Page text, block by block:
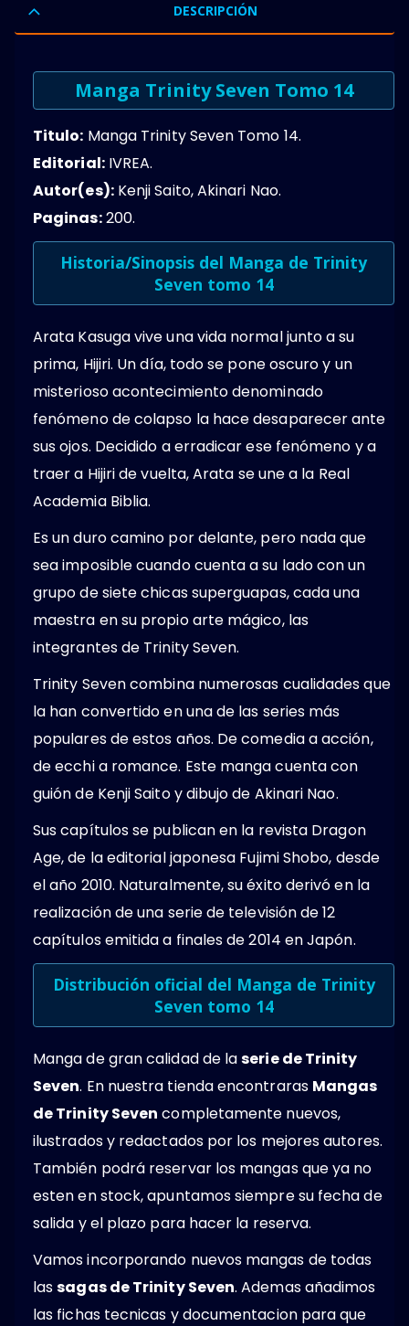
DESCRIPCIÓN
Manga Trinity Seven Tomo 14
Titulo: Manga Trinity Seven Tomo 14.
Editorial:IVREA.
Autor(es):Kenji Saito, Akinari Nao.
Paginas:200.
Historia/Sinopsis del Manga de Trinity
Seven tomo 14
Arata Kasuga vive una vida normal junto a su
prima, Hijiri. Un día, todo se pone oscuro y un
misterioso acontecimiento denominado
fenómeno de colapso la hace desaparecer ante
sus ojos. Decidido a erradicar ese fenómeno y a
traer a Hijiri de vuelta, Arata se une a la Real
Academia Biblia.
Es un duro camino por delante, pero nada que
sea imposible cuando cuenta a su lado con un
grupo de siete chicas superguapas, cada una
maestra en su propio arte mágico, las
integrantes de Trinity Seven.
Trinity Seven combina numerosas cualidades que
la han convertido en una de las series más
populares de estos años. De comedia a acción,
de ecchi a romance. Este manga cuenta con
guión de Kenji Saito y dibujo de Akinari Nao.
Sus capítulos se publican en la revista Dragon
Age, de la editorial japonesa Fujimi Shobo, desde
el año 2010. Naturalmente, su éxito derivó en la
realización de una serie de televisión de 12
capítulos emitida a finales de 2014 en Japón.
Distribución oficial del Manga de Trinity
Seven tomo 14
Manga de gran calidad de laserie de Trinity
Seven. En nuestra tienda encontraras Mangas
de Trinity Seven completamente nuevos,
ilustrados y redactados por los mejores autores.
También podrá reservar los mangas que ya no
esten en stock, apuntamos siempre su fecha de
salida y el plazo para hacer la reserva.
Vamos incorporando nuevos mangas de todas
lassagas de Trinity Seven. Ademas añadimos
las fichas tecnicas y documentacion para que